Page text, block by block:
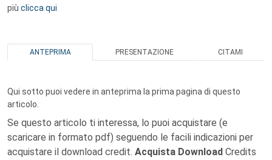
più clicca qui
ANTEPRIMA PRESENTAZIONE CITAMI
Qui sotto puoi vedere in anteprima la prima pagina di questo
articolo.
Se questo articolo ti interessa, lo puoi acquistare (e
scaricare in formato pdf) seguendo le facili indicazioni per
acquistare il download credit. Acquista Download Credits